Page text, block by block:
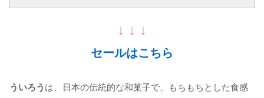
↓ ↓ ↓
セールはこちら
ういろう は、日本の伝統的な和菓子で、もちもちとした食感